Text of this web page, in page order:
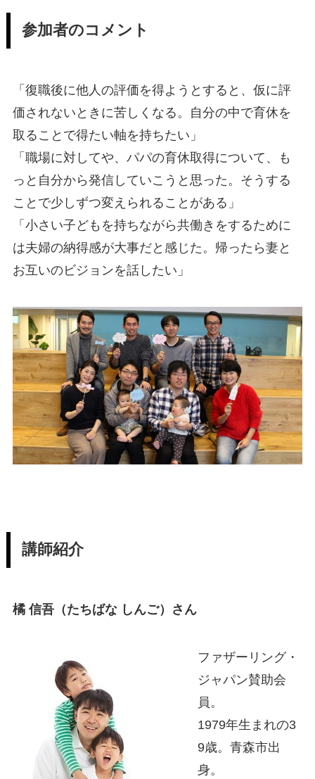
参加者のコメント
「復職後に他人の評価を得ようとすると、仮に評
価されないときに苦しくなる。自分の中で育休を
取ることで得たい軸を持ちたい」
「職場に対してや、パパの育休取得について、も
っと自分から発信していこうと思った。そうする
ことで少しずつ変えられることがある」
「小さい子どもを持ちながら共働きをするために
は夫婦の納得感が大事だと感じた。帰ったら妻と
お互いのビジョンを話したい」
講師紹介
橘 信吾（たちばな しんご）さん
ファザーリング・
ジャパン賛助会
員。
1979年生まれの3
9歳。青森市出
身。